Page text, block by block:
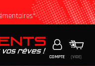
COMPTE (VIDE)